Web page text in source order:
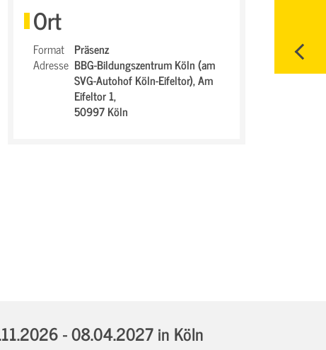
Ort
Format Präsenz
Adresse BBG-Bildungszentrum Köln (am
SVG-Autohof Köln-Eifeltor),Am
Eifeltor 1,
50997 Köln
- 08.04.2027in Köln